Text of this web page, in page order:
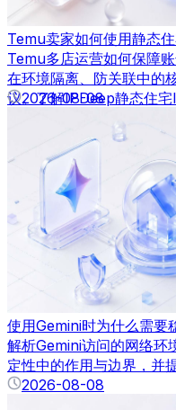
Temu卖家如何使用静态
Temu多店运营如何保障
在环境隔离、防关联中的
议。了解IPDeep静态住宅
2026-08-08
使用Gemini时为什么需要
解析Gemini访问的网络环
定性中的作用与边界，并
2026-08-08